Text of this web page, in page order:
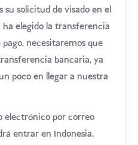
su solicitud de visado en el
elegido la transferencia
necesitaremos que
bancaria, ya
poco en llegar a nuestra
electrónico por correo
entrar en Indonesia.